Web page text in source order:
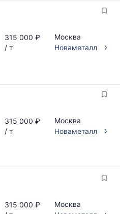
315 000 ₽
/ т
Москва
Новаметалл
›
315 000 ₽
/ т
Москва
Новаметалл
›
315 000 ₽
Москва